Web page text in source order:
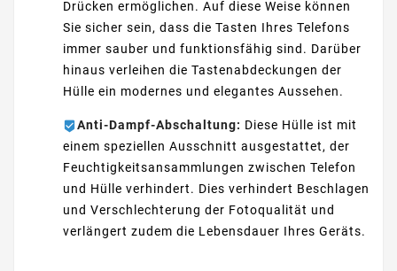
Drücken ermöglichen. Auf diese Weise können
Sie sicher sein, dass die Tasten Ihres Telefons
immer sauber und funktionsfähig sind. Darüber
hinaus verleihen die Tastenabdeckungen der
Hülle ein modernes und elegantes Aussehen.
Anti-Dampf-Abschaltung: Diese Hülle ist mit
einem speziellen Ausschnitt ausgestattet, der
Feuchtigkeitsansammlungen zwischen Telefon
und Hülle verhindert. Dies verhindert Beschlagen
und Verschlechterung der Fotoqualität und
verlängert zudem die Lebensdauer Ihres Geräts.